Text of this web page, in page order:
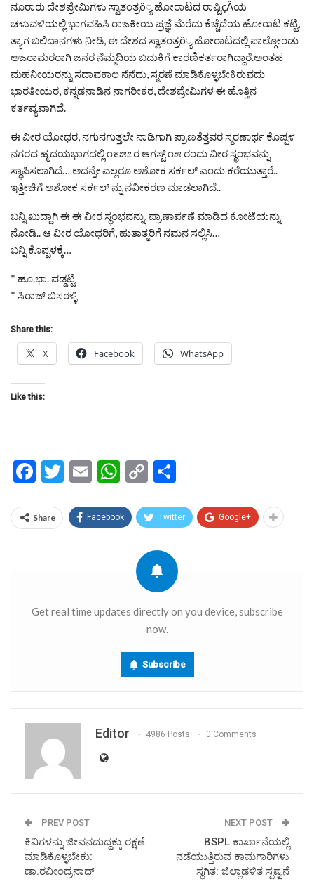
ನೂರಾರು ದೇಶಪ್ರೇಮಿಗಳು ಸ್ವಾತಂತ್ರö್ಯ ಹೋರಾಟದ ರಾಷ್ಟಿçÃಯ
ಚಳುವಳಿಯಲ್ಲಿ ಭಾಗವಹಿಸಿ ರಾಜಕೀಯ ಪ್ರಜ್ಞೆ ಮೆರೆದು ಕೆಚ್ಚೆದೆಯ ಹೋರಾಟ ಕಟ್ಟಿ,
ತ್ಯಾಗ ಬಲಿದಾನಗಳು ನೀಡಿ, ಈ ದೇಶದ ಸ್ವಾತಂತ್ರö್ಯ ಹೋರಾಟದಲ್ಲಿ ಪಾಲ್ಗೋಂಡು
ಅಜರಾಮರರಾಗಿ ಜನರ ನೆಮ್ಮದಿಯ ಬದುಕಿಗೆ ಕಾರಣಿಕರ್ತರಾಗಿದ್ದಾರೆ.ಅಂತಹ
ಮಹನೀಯರನ್ನು ಸದಾವಕಾಲ ನೆನೆದು, ಸ್ಮರಣೆ ಮಾಡಿಕೊಳ್ಳಬೇಕಿರುವದು
ಭಾರತೀಯರ, ಕನ್ನಡನಾಡಿನ ನಾಗರೀಕರ, ದೇಶಪ್ರೇಮಿಗಳ ಈ ಹೊತ್ತಿನ
ಕರ್ತವ್ಯವಾಗಿದೆ.
ಈ ವೀರ ಯೋಧರ, ನಗುನಗುತ್ತಲೇ ನಾಡಿಗಾಗಿ ಪ್ರಾಣತೆತ್ತವರ ಸ್ಮರಣಾರ್ಥ ಕೊಪ್ಪಳ
ನಗರದ ಹೃದಯಭಾಗದಲ್ಲಿ ೧೯೫೭ರ ಆಗಸ್ಟ್ ೧೫ ರಂದು ವೀರ ಸ್ಥಂಭವನ್ನು
ಸ್ಥಾಪಿಸಲಾಗಿದೆ… ಅದನ್ನೇ ಎಲ್ಲರೂ ಅಶೋಕ ಸರ್ಕಲ್ ಎಂದು ಕರೆಯುತ್ತಾರೆ..
ಇತ್ತೀಚಿಗೆ ಅಶೋಕ ಸರ್ಕಲ್ ನ್ನು ನವೀಕರಣ ಮಾಡಲಾಗಿದೆ..
ಬನ್ನಿ ಖುದ್ದಾಗಿ ಈ ಈ ವೀರ ಸ್ಥಂಭವನ್ನು, ಪ್ರಾಣಾರ್ಪಣೆ ಮಾಡಿದ ಕೋಟೆಯನ್ನು
ನೋಡಿ.. ಆ ವೀರ ಯೋಧರಿಗೆ, ಹುತಾತ್ಮರಿಗೆ ನಮನ ಸಲ್ಲಿಸಿ…
ಬನ್ನಿ ಕೊಪ್ಪಳಕ್ಕೆ…
* ಹೂ.ಭಾ. ವಡ್ಡಟ್ಟಿ
* ಸಿರಾಜ್ ಬಿಸರಳ್ಳಿ
Share this:
X Facebook WhatsApp
Like this:
Facebook
Twitter
EmailWhatsApp
Copy
Share Facebook Twitter Google+
Get real time updates directly on you device, subscribe
now.
Subscribe
Editor 4986 Posts 0 Comments
PREV POST
ಕಿವಿಗಳನ್ನು ಜೀವನದುದ್ದಕ್ಕು ರಕ್ಷಣೆ
ಮಾಡಿಕೊಳ್ಳಬೇಕು:
ಡಾ.ರವೀಂದ್ರನಾಥ್
NEXT POST
BSPL ಕಾರ್ಖಾನೆಯಲ್ಲಿ
ನಡೆಯುತ್ತಿರುವ ಕಾಮಗಾರಿಗಳು
ಸ್ಥಗಿತ: ಜಿಲ್ಲಾಡಳಿತ ಸ್ಪಷ್ಟನೆ